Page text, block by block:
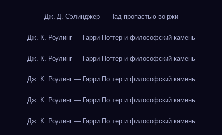
Дж. Д. Сэлинджер — Над пропастью во ржи
Дж. К. Роулинг — Гарри Поттер и философский камень
Дж. К. Роулинг — Гарри Поттер и философский камень
Дж. К. Роулинг — Гарри Поттер и философский камень
Дж. К. Роулинг — Гарри Поттер и философский камень
Дж. К. Роулинг — Гарри Поттер и философский камень